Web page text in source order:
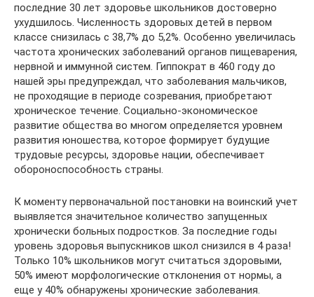
последние 30 лет здоровье школьников достоверно
ухудшилось. Численность здоровых детей в первом
классе снизилась с 38,7% до 5,2%. Особенно увеличилась
частота хронических заболеваний органов пищеварения,
нервной и иммунной систем. Гиппократ в 460 году до
нашей эры предупреждал, что заболевания мальчиков,
не проходящие в периоде созревания, приобретают
хроническое течение. Социально-экономическое
развитие общества во многом определяется уровнем
развития юношества, которое формирует будущие
трудовые ресурсы, здоровье нации, обеспечивает
обороноспособность страны.
К моменту первоначальной постановки на воинский учет
выявляется значительное количество запущенных
хронически больных подростков. За последние годы
уровень здоровья выпускников школ снизился в 4 раза!
Только 10% школьников могут считаться здоровыми,
50% имеют морфологические отклонения от нормы, а
еще у 40% обнаружены хронические заболевания.